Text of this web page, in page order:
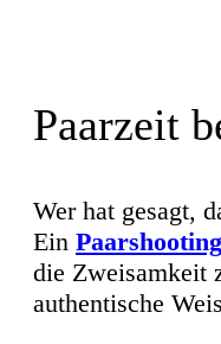
Paarzeit
Wer hat gesagt,
Ein Paarshooting
die Zweisamkeit
authentische